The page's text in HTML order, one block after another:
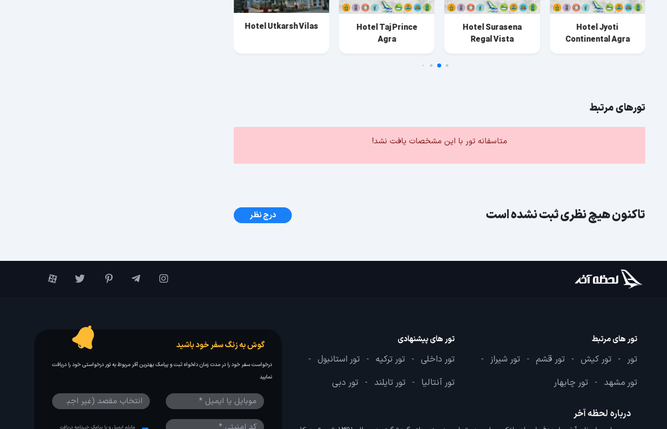
Hotel Jyoti
Continental Agra
Hotel Surasena
Regal Vista
Hotel Taj Prince
Agra
Hotel Utkarsh Vilas
تورهای مرتبط
متاسفانه تور با این مشخصات یافت نشد!
تاکنون هیچ نظری ثبت نشده است درج نظر
تور های مرتبط
تور - تور کیش - تور قشم - تور شیراز -
تور مشهد - تور چابهار
تور های پیشنهادی
تور داخلی - تور ترکیه - تور استانبول -
تور آنتالیا - تور تایلند - تور دبی
درباره لحظه آخر
گوش به زنگ سفر خود باشید
درخواست سفر خود را در مدت زمان دلخواه ثبت و پیامک بهترین آفر مربوط به تور درخواستی خود را دریافت
نمایید
مایلم ایمیل و یا پیامک خبرنامه دریافت